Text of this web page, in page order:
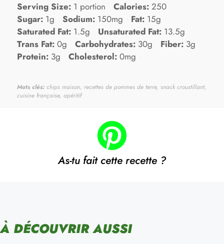
Serving Size: 1 portion Calories: 250
Sugar: 1g Sodium: 150mg Fat: 15g
Saturated Fat: 1.5g Unsaturated Fat: 13.5g
Trans Fat: 0g Carbohydrates: 30g Fiber: 3g
Protein: 3g Cholesterol: 0mg
Mots clés: chips maison, recettes de pommes de terre, snack croustillant,
cuisine française, apéritif
As-tu fait cette recette ?
À DÉCOUVRIR AUSSI